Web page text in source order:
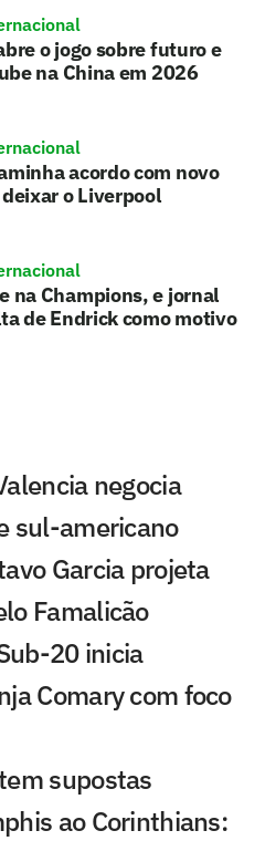
o jogo sobre futuro e
na China em 2026
acordo com novo
o Liverpool
na Champions, e jornal
de Endrick como motivo
negocia
sul-americano
Garcia projeta
Famalicão
20 inicia
Comary com foco
supostas
ao Corinthians: